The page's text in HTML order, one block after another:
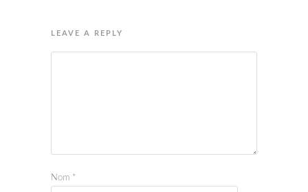
LEAVE A REPLY
Nom *